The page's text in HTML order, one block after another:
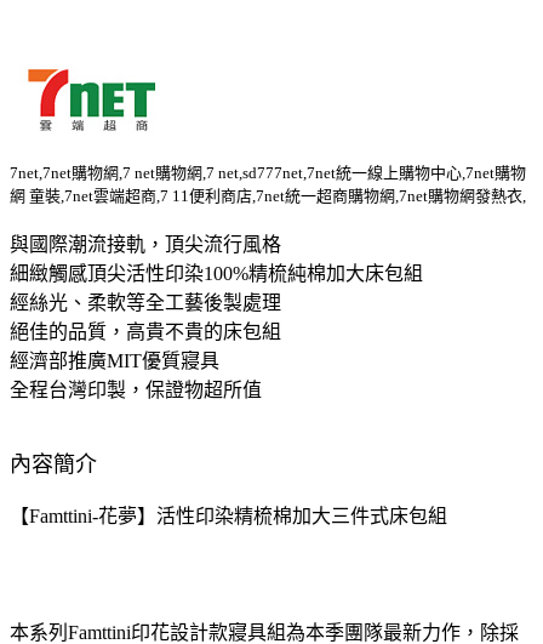
7net,7net購物網,7 net購物網,7 net,sd777net,7net統一線上購物中心,7net購物
網 童裝,7net雲端超商,7 11便利商店,7net統一超商購物網,7net購物網發熱衣,
與國際潮流接軌，頂尖流行風格
細緻觸感頂尖活性印染100%精梳純棉加大床包組
經絲光、柔軟等全工藝後製處理
絕佳的品質，高貴不貴的床包組
經濟部推廣MIT優質寢具
全程台灣印製，保證物超所值
內容簡介
【Famttini-花夢】活性印染精梳棉加大三件式床包組
本系列Famttini印花設計款寢具組為本季團隊最新力作，除採